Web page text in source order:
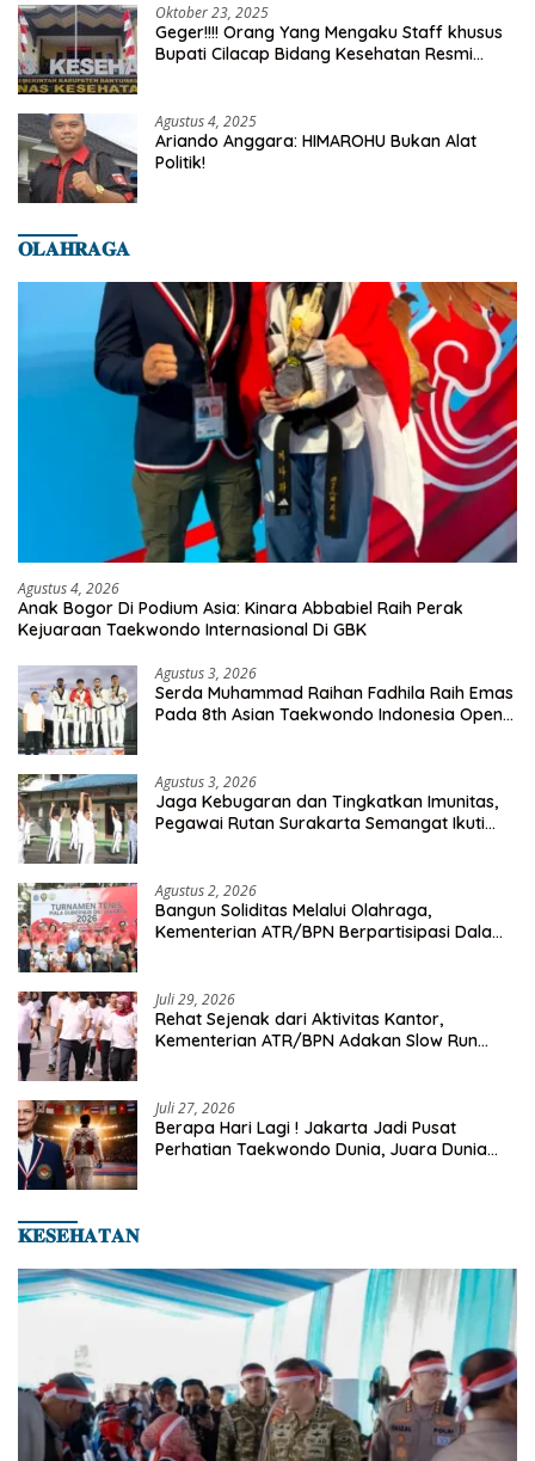
Oktober 23, 2025
Geger!!!! Orang Yang Mengaku Staff khusus
Bupati Cilacap Bidang Kesehatan Resmi
Agustus 4, 2025
Ariando Anggara: HIMAROHU Bukan Alat
Politik!
𝐎𝐋𝐀𝐇𝐑𝐀𝐆𝐀
Agustus 4, 2026
Anak Bogor Di Podium Asia: Kinara Abbabiel Raih Perak
Kejuaraan Taekwondo Internasional Di GBK
Agustus 3, 2026
Serda Muhammad Raihan Fadhila Raih Emas
Pada 8th Asian Taekwondo Indonesia Open
Agustus 3, 2026
Jaga Kebugaran dan Tingkatkan Imunitas,
Pegawai Rutan Surakarta Semangat Ikuti
Agustus 2, 2026
Bangun Soliditas Melalui Olahraga,
Kementerian ATR/BPN Berpartisipasi Dalam
Juli 29, 2026
Rehat Sejenak dari Aktivitas Kantor,
Kementerian ATR/BPN Adakan Slow Run
Juli 27, 2026
Berapa Hari Lagi ! Jakarta Jadi Pusat
Perhatian Taekwondo Dunia, Juara Dunia
𝐊𝐄𝐒𝐄𝐇𝐀𝐓𝐀𝐍